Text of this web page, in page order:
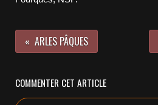
ARLES PÂQUES
COMMENTER CET ARTICLE